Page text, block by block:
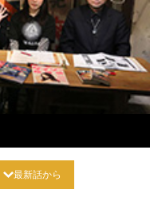
最新話から